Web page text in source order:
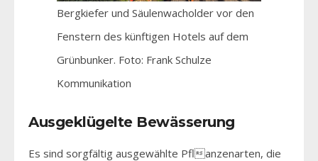
Bergkiefer und Säulenwacholder vor den
Fenstern des künftigen Hotels auf dem
Grünbunker. Foto: Frank Schulze
Kommunikation
Ausgeklügelte Bewässerung
Es sind sorgfältig ausgewählte Pflanzenarten, die